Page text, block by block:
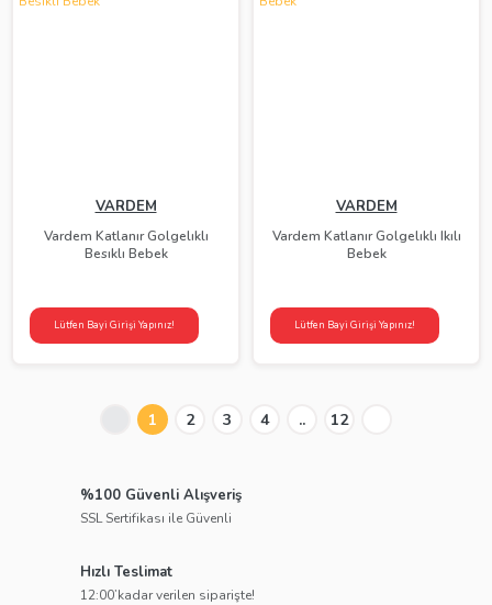
VARDEM
Vardem Katlanır Golgelıklı
Besıklı Bebek
Lütfen Bayi Girişi Yapınız!
VARDEM
Vardem Katlanır Golgelıklı Ikılı
Bebek
Lütfen Bayi Girişi Yapınız!
1 2 3 4 .. 12
%100 Güvenli Alışveriş
SSL Sertifikası ile Güvenli
Hızlı Teslimat
12:00’kadar verilen siparişte!